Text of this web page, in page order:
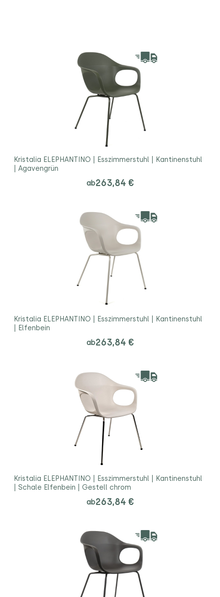
Kristalia ELEPHANTINO | Esszimmerstuhl | Kantinenstuhl
| Agavengrün
ab263,84 €
Kristalia ELEPHANTINO | Esszimmerstuhl | Kantinenstuhl
| Elfenbein
ab263,84 €
Kristalia ELEPHANTINO | Esszimmerstuhl | Kantinenstuhl
| Schale Elfenbein | Gestell chrom
ab263,84 €